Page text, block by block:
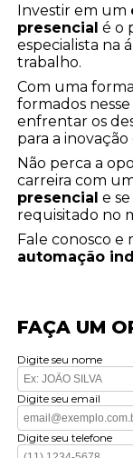
Investir em um
presencial é o
especialista na
trabalho.
Com uma
formados
enfrentar os
para a
Não perca a
carreira com
presencial e
requisitado no
Fale conosco e
automação
FAÇA UM
Digite seu nome
Digite seu email
Digite seu telefone